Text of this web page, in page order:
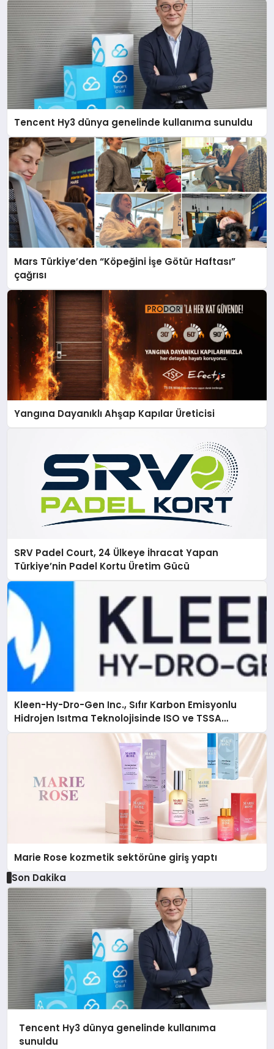
Tencent Hy3 dünya genelinde kullanıma sunuldu
Mars Türkiye’den “Köpeğini İşe Götür Haftası”
çağrısı
Yangına Dayanıklı Ahşap Kapılar Üreticisi
SRV Padel Court, 24 Ülkeye İhracat Yapan
Türkiye’nin Padel Kortu Üretim Gücü
Kleen-Hy-Dro-Gen Inc., Sıfır Karbon Emisyonlu
Hidrojen Isıtma Teknolojisinde ISO ve TSSA
Düzenleyici Onaylarını Aldı
Marie Rose kozmetik sektörüne giriş yaptı
Son Dakika
Tencent Hy3 dünya genelinde kullanıma
sunuldu